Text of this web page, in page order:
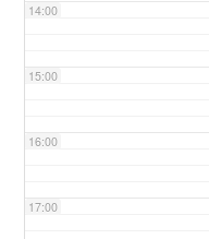
14:00
15:00
16:00
17:00